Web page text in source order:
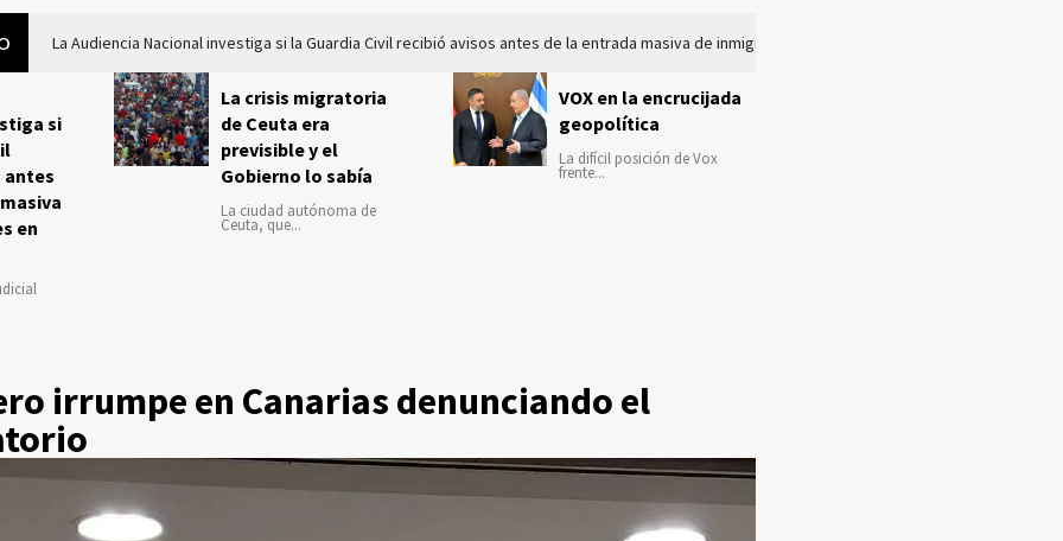
La Audiencia Nacional investiga si la Guardia Civil recibió avisos antes de la entrada masiva de inmigrantes en Ceuta
si
antes
en
La crisis migratoria
de Ceuta era
previsible y el
Gobierno lo sabía
La ciudad autónoma de
Ceuta, que...
VOX en la encrucijada
geopolítica
La difícil posición de Vox
frente...
irrumpe en Canarias denunciando el